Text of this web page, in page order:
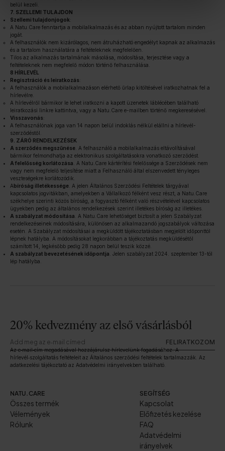
belül kezeli.
7. SZELLEMI TULAJDON
Szellemi tulajdonjogok:
A Natu.Care fenntartja a mobilalkalmazás és az abban nyújtott tartalom minden
jogát.
A felhasználók nem kizárólagos, nem átruházható engedélyt kapnak az alkalmazás
és a tartalom használatára a feltételeknek megfelelően.
Tilos az alkalmazás tartalmának másolása, módosítása, terjesztése vagy a
feltételeknek nem megfelelő módon történő felhasználása.
8 HÍRLEVÉL
Regisztráció és leiratkozás:
A felhasználók a mobilalkalmazáson elérhető űrlap kitöltésével iratkozhatnak fel a
hírlevélre.
A hírlevélről bármikor le lehet iratkozni a kapott üzenetek láblécében található
leiratkozási linkre kattintva, vagy a Natu.Care e-mailben történő megkeresésével.
Visszavonás:
A felhasználónak joga van 14 napon belül indoklás nélkül elállni a hírlevél-
szerződéstől.
9. ZÁRÓ RENDELKEZÉSEK
A szerződés megszűnése . A felhasználó a mobilalkalmazás eltávolításával
bármikor felmondhatja az elektronikus szolgáltatásokra vonatkozó szerződést.
A felelősség korlátozása . A Natu.Care kártérítési felelőssége a Szerződések nem
vagy nem megfelelő teljesítése miatt a Felhasználó által elszenvedett tényleges
veszteségekre korlátozódik.
Abíróság illetékessége . A jelen Általános Szerződési Feltételek tárgyával
kapcsolatos jogvitákban, amelyekben a Vállalkozó félként vesz részt, a Natu.Care
székhelye szerinti közös bíróság, a fogyasztó félként való részvételével kapcsolatos
ügyekben pedig az általános rendelkezések szerint illetékes bíróság az illetékes.
A szabályzat módosítása . A Natu.Care lehetőséget biztosít a jelen Szabályzat
rendelkezéseinek módosítására, különösen az alkalmazandó jogszabályok változása
esetén. A Szabályzat módosításai a megküldött tájékoztatásban megjelölt időponttól
lépnek hatályba. A módosításokat legkorábban a tájékoztatás megküldésétől
számított 14, legkésőbb pedig 28 napon belül teszik közzé.
A szabályzat bevezetésének időpontja . Jelen szabályzat 2024. szeptember 13-tól
lép hatályba.
NATU.CARE
Összes termék
Vélemények
Rólunk
SEGÍTSÉG
Kapcsolat
Előfizetés kezelése
FAQ
Adatvédelmi
irányelvek
20% kedvezmény az első vásárlásból
FELIRATKOZOM
Az e‑mail‑cím megadásával hozzájárulsz hírlevelünk fogadásához. A
hírlevél‑szolgáltatás feltételeit az Általános szerződési feltételek tartalmazzák. Az
adatkezelési tájékoztató az Adatvédelmi irányelvekben található.